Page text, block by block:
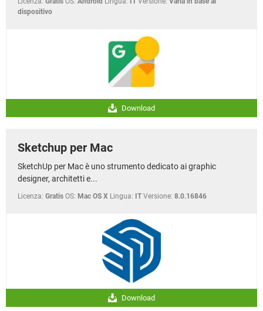
dispositivo
Download
Sketchup per Mac
SketchUp per Mac è uno strumento dedicato ai graphic
designer, architetti e...
Licenza: Gratis OS: Mac OS X Lingua: IT Versione: 8.0.16846
Download